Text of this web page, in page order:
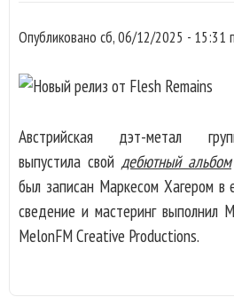
Опубликовано сб, 06/12/2025 - 15:31
Австрийская дэт-метал
выпустила свой дебютный альбом
был записан Маркесом Хагером в
сведение и мастеринг выполнил
MelonFM Creative Productions.